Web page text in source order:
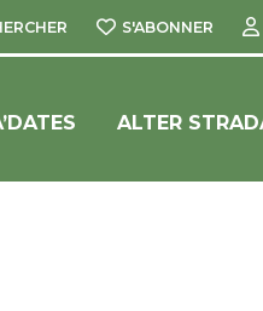
S'ABONNER
ALTER